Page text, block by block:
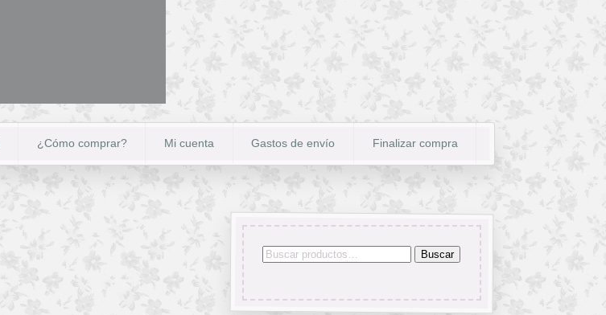
¿Cómo comprar? Mi cuenta Gastos de envío Finalizar compra
Buscar
Buscar